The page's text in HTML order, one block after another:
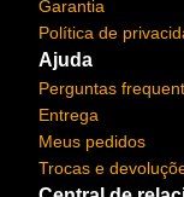
Garantia
Política de
Ajuda
Perguntas
Entrega
Meus pedidos
Trocas e